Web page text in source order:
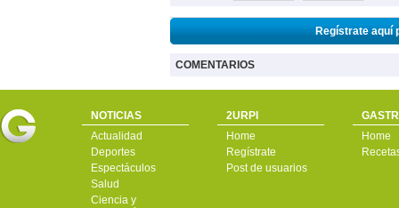
Regístrate aquí
COMENTARIOS
NOTICIAS
Actualidad
Deportes
Espectáculos
Salud
Ciencia y
2URPI
Home
Regístrate
Post de usuarios
Home